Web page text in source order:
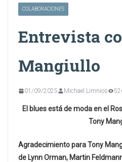
COLABORACIONES
Entrevista
Mangiullo
01/09/2025 Michael Limnios
El blues está de moda en el
Tony
Agradecimiento para Tony
de Lynn Orman, Martin